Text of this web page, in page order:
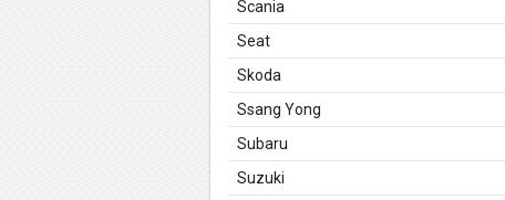
Scania
Seat
Skoda
Ssang Yong
Subaru
Suzuki